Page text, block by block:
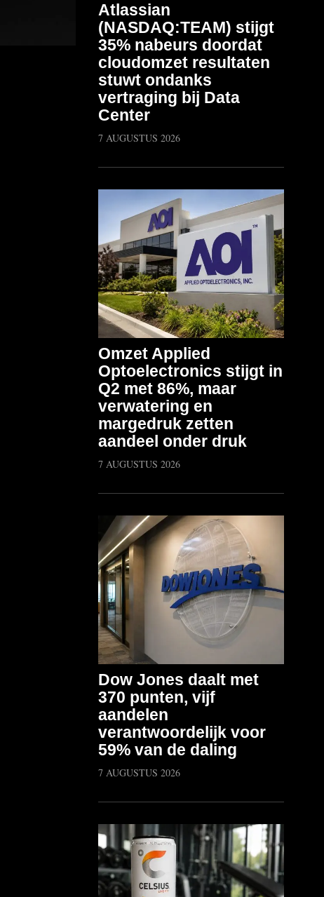
Atlassian
(NASDAQ:TEAM) stijgt
35% nabeurs doordat
cloudomzet resultaten
stuwt ondanks
vertraging bij Data
Center
7 AUGUSTUS 2026
Omzet Applied
Optoelectronics stijgt in
Q2 met 86%, maar
verwatering en
margedruk zetten
aandeel onder druk
7 AUGUSTUS 2026
Dow Jones daalt met
370 punten, vijf
aandelen
verantwoordelijk voor
59% van de daling
7 AUGUSTUS 2026